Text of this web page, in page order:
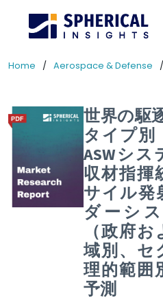
Home Aerospace & Defense
世界の駆
タイプ別
ASWシ
収材指揮
サイル発
ダーシ
（政府
域別、セ
理的範囲
予測